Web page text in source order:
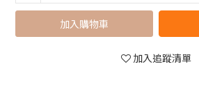
加入購物車
加入追蹤清單